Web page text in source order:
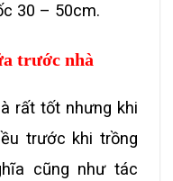
30 – 50cm.
trước nhà
rất tốt nhưng khi
trước khi trồng
cũng như tác